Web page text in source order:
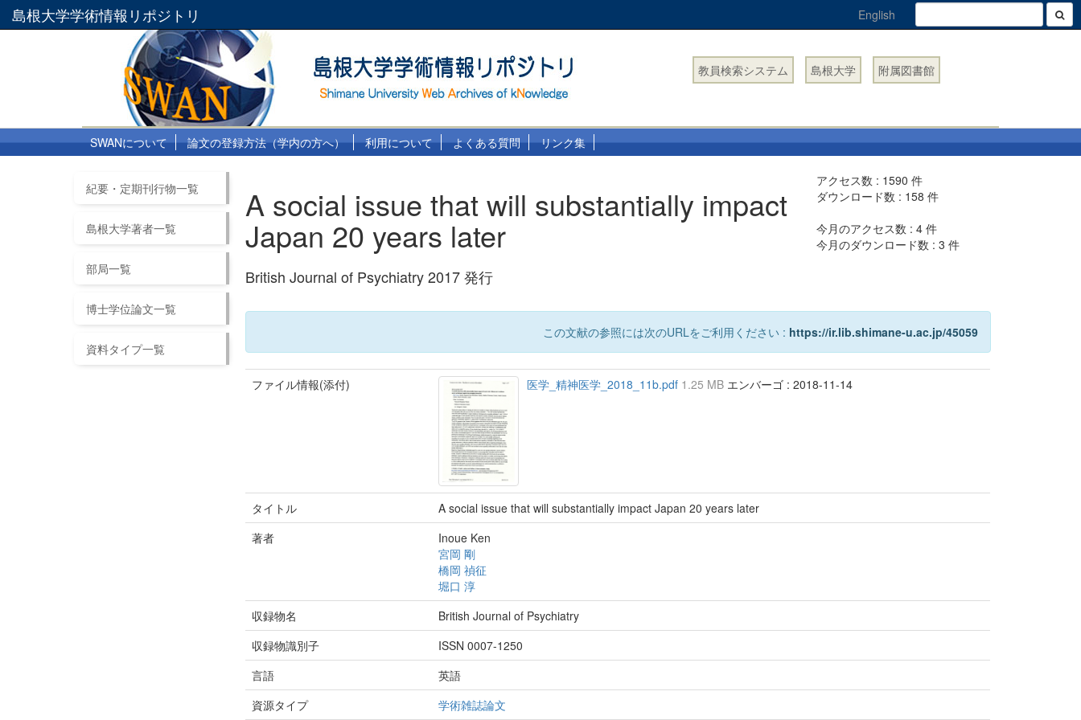
島根大学学術情報リポジトリ English
教員検索システム 島根大学 附属図書館
SWANについて 論文の登録方法（学内の方へ） 利用について よくある質問 リンク集
紀要・定期刊行物一覧
島根大学著者一覧
部局一覧
博士学位論文一覧
資料タイプ一覧
A social issue that will substantially impact
Japan 20 years later
British Journal of Psychiatry 2017 発行
アクセス数 : 1590 件
ダウンロード数 : 158 件
今月のアクセス数 :4 件
今月のダウンロード数 :3 件
この文献の参照には次のURLをご利用ください : https://ir.lib.shimane-u.ac.jp/45059
ファイル情報(添付) 医学_精神医学_2018_11b.pdf 1.25 MB エンバーゴ : 2018-11-14
タイトル
A social issue that will substantially impact Japan 20 years later
著者
Inoue Ken
宮岡 剛
橋岡 禎征
堀口 淳
収録物名
British Journal of Psychiatry
収録物識別子
ISSN 0007-1250
言語
英語
資源タイプ
学術雑誌論文